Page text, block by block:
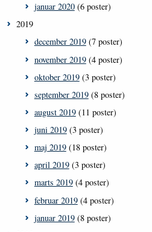
januar 2020(6 poster)
2019
december 2019(7 poster)
november 2019(4 poster)
oktober 2019(3 poster)
september 2019(8 poster)
august 2019(11 poster)
juni 2019(3 poster)
maj 2019(18 poster)
april 2019(3 poster)
marts 2019(4 poster)
februar 2019(4 poster)
januar 2019(8 poster)